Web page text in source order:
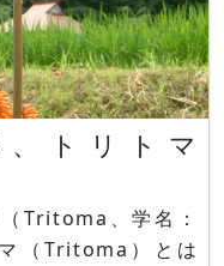
トリトマ
Tritoma、学名：